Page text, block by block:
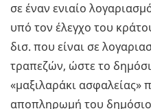
σε έναν ενιαίο
υπό τον έλεγχο του
δισ. που είναι σε
τραπεζών, ώστε το
«μαξιλαράκι ασφαλείας»
αποπληρωμή του